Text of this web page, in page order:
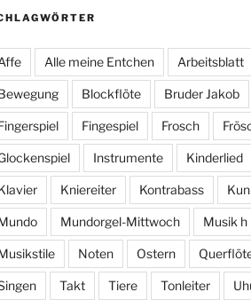
Alle meine Entchen Arbeitsblatt
Blockflöte Bruder Jakob
Fingespiel Frosch
Instrumente Kinderlied
Kniereiter Kontrabass
Mundorgel-Mittwoch Musik h
Noten Ostern
Takt Tiere Tonleiter